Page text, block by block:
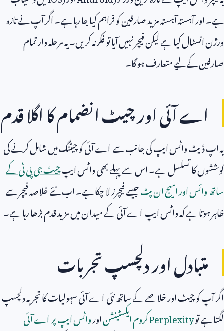
ہے۔ اور آہستہ آہستہ مزید صارفین کو فراہم کیا جا رہا ہے۔ اگر آپ نے تازہ
ورژن انسٹال کیا ہے لیکن فیچر نہیں آیا تو فکر نہ کریں۔ یہ مرحلہ وار تمام
صارفین کے لیے متعارف ہو گا۔
اے آئی اور چیٹ انضمام کا اگلا قدم
یہ اپ ڈیٹ واٹس ایپ کی جانب سے اے آئی کو چیٹنگ میں شامل کرنے کی
کوششوں کا تسلسل ہے۔ اس سے پہلے بھی واٹس ایپچیٹ جی پی ٹی کے
ساتھ وائس اور امیج ان پٹجیسے فیچرز لا چکا ہے۔ اب نئے خلاصہ فیچر سے
ظاہر ہوتا ہے کہ واٹس ایپ اے آئی کے میدان میں مزید قدم بڑھا رہا ہے۔
متبادل اور دلچسپ تجربات
اگر آپ کو چیٹ اور خلاصے کے ساتھ نئی اے آئی سہولیات کا تجربہ دلچسپ
لگتا ہے توPerplexityکروم ایکسٹینشناورواٹس ایپ پر اے آئی